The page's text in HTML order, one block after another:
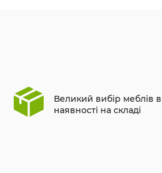
Великий вибір меблів в
наявності на складі